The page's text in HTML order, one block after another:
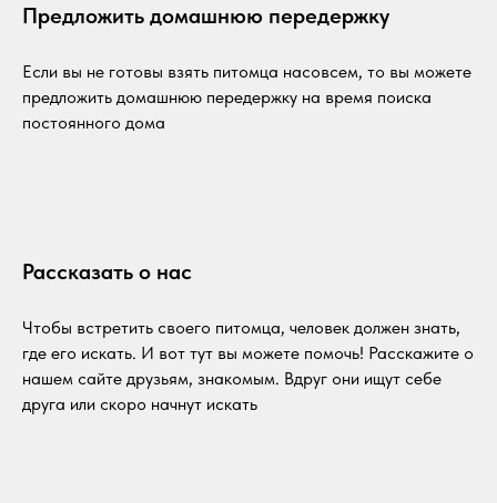
Предложить домашнюю передержку
Если вы не готовы взять питомца насовсем, то вы можете
предложить домашнюю передержку на время поиска
постоянного дома
Рассказать о нас
Чтобы встретить своего питомца, человек должен знать,
где его искать. И вот тут вы можете помочь! Расскажите о
нашем сайте друзьям, знакомым. Вдруг они ищут себе
друга или скоро начнут искать